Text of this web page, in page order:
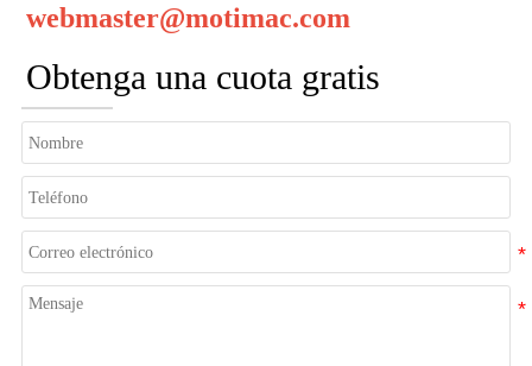
webmaster@motimac.com
Obtenga una cuota gratis